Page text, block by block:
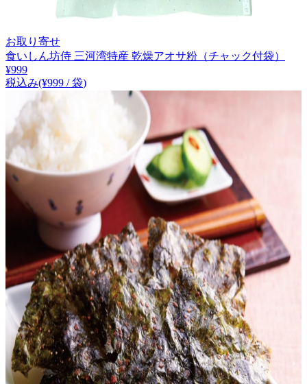
お取り寄せ
食いしん坊侍 三河湾特産 乾燥アオサ粉（チャック付袋）
¥999
税込み(¥999 / 袋)